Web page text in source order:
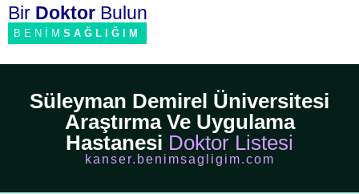
Bir Doktor Bulun
BENİM SAĞLIĞIM
Süleyman Demirel Üniversitesi
Araştırma Ve Uygulama
Hastanesi Doktor Listesi
kanser.benimsagligim.com